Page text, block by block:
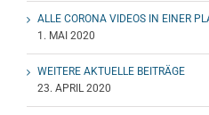
ALLE CORONA VIDEOS IN EINER
1. MAI 2020
WEITERE AKTUELLE BEITRÄGE
23. APRIL 2020